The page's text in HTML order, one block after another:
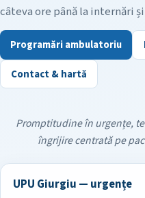
câteva ore până la internări
Programări ambulatoriu
Contact & hartă
Promptitudine în urgențe,
îngrijire centrată pe
UPU Giurgiu — urgențe